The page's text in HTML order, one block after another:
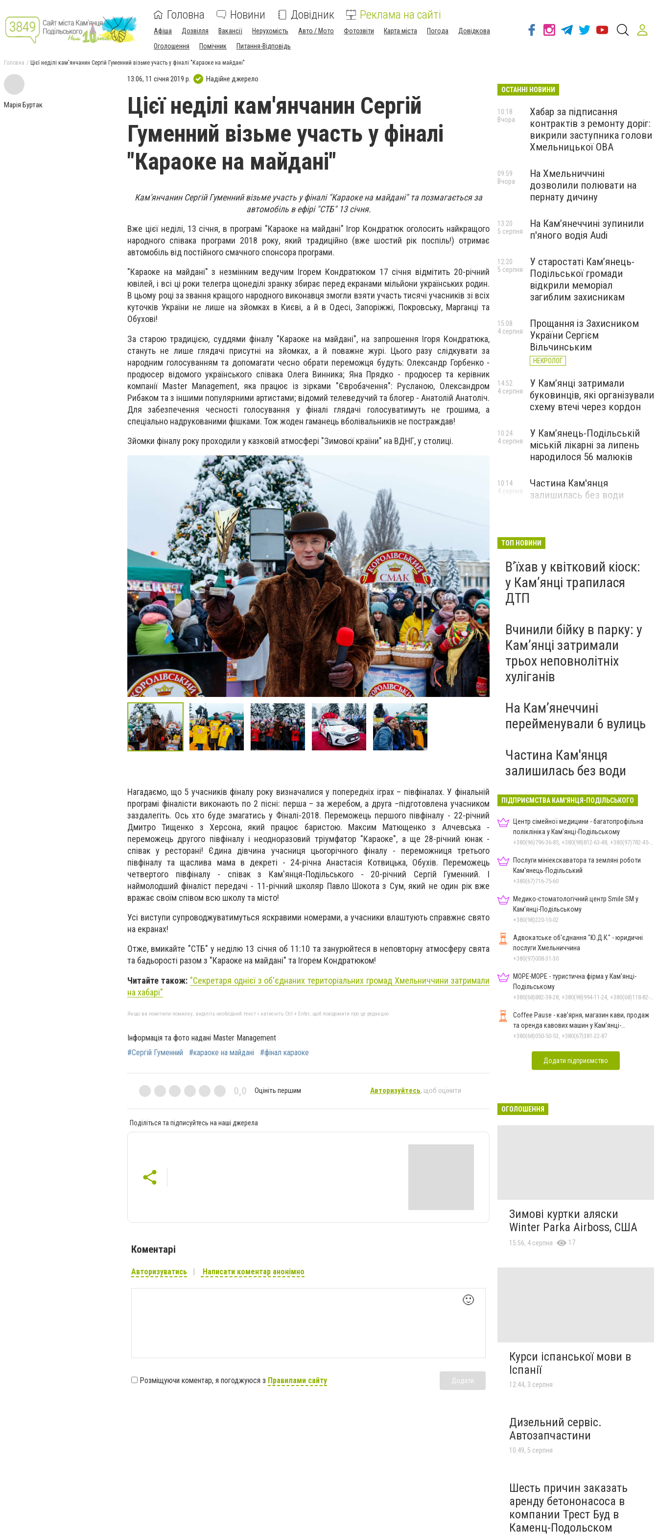
Головна Новини Довідник Реклама на сайті
Афіша Дозвілля Вакансії Нерухомість Авто / Мото Фотозвіти Карта міста Погода
Довідкова
Оголошення
Помічник Питання-Відповідь
Головна Цієї неділі кам'янчанин Сергій Гуменний візьме участь у фіналі "Караоке на майдані"
Марія Буртак
13:06, 11 січня 2019 р. Надійне джерело
Цієї неділі кам'янчанин Сергій
Гуменний візьме участь у фіналі
"Караоке на майдані"
Кам'янчанин Сергій Гуменний візьме участь у фіналі "Караоке на майдані" та позмагається за
автомобіль в ефірі "СТБ" 13 січня.
Вже цієї неділі, 13 січня, в програмі "Караоке на майдані" Ігор Кондратюк оголосить найкращого
народного співака програми 2018 року, який традиційно (вже шостий рік поспіль!) отримає
автомобіль від постійного смачного спонсора програми.
"Караоке на майдані" з незмінним ведучим Ігорем Кондратюком 17 січня відмітить 20-річний
ювілей, і всі ці роки телегра щонеділі зранку збирає перед екранами мільйони українських родин.
В цьому році за звання кращого народного виконавця змогли взяти участь тисячі учасників зі всіх
куточків України не лише на зйомках в Києві, а й в Одесі, Запоріжжі, Покровську, Марганці та
Обухові!
За старою традицією, суддями фіналу "Караоке на майдані", на запрошення Ігоря Кондратюка,
стануть не лише глядачі присутні на зйомках, а й поважне журі. Цього разу слідкувати за
народним голосуванням та допомагати чесно обрати переможця будуть: Олександр Горбенко -
продюсер відомого українського співака Олега Винника; Яна Прядко - продюсер та керівник
компанії Master Management, яка працює із зірками "Євробачення": Русланою, Олександром
Рибаком та з іншими популярними артистами; відомий телеведучий та блогер - Анатолій Анатоліч.
Для забезпечення чесності голосування у фіналі глядачі голосуватимуть не грошима, а
спеціально надрукованими фішками. Тож жоден гаманець вболівальників не постраждав!
Зйомки фіналу року проходили у казковій атмосфері "Зимової країни" на ВДНГ, у столиці.
Нагадаємо, що 5 учасників фіналу року визначалися у попередніх іграх – півфіналах. У фінальній
програмі фіналісти виконають по 2 пісні: перша – за жеребом, а друга –підготовлена учасником
заздалегіть. Ось хто буде змагатись у Фіналі-2018. Переможець першого півфіналу - 22-річний
Дмитро Тищенко з Херсона, який працює баристою. Максим Матющенко з Алчевська -
переможець другого півфіналу і неодноразовий тріумфатор "Караоке", а ще 28-річний юнак -
співак у ресторані! Єдина дівчина учасниця цьогорічного фіналу - переможниця третього
півфіналу та щаслива мама в декреті - 24-річна Анастасія Котвицька, Обухів. Переможець
четвертого півфіналу - співак з Кам'янця-Подільського - 20-річний Сергій Гуменний. І
наймолодший фіналіст передачі - 11-річний школяр Павло Шокота з Сум, який не один рік вже
вражає своїм співом всю школу та місто!
Усі виступи супроводжуватимуться яскравими номерами, а учасники влаштують справжнє свято
на екранах!
Отже, вмикайте "СТБ" у неділю 13 січня об 11:10 та занурюйтеся в неповторну атмосферу свята
та бадьорості разом з "Караоке на майдані" та Ігорем Кондратюком!
Читайте також: "Секретаря однієї з об'єднаних територіальних громад Хмельниччини затримали
на хабарі"
Якщо ви помітили помилку, виділіть необхідний текст і натисніть Ctrl + Enter, щоб повідомити про це редакцію
Інформація та фото надані Master Management
#Сергій Гуменний
#караоке на майдані #фінал караоке
0,0 Оцініть першим Авторизуйтесь, щоб оцінити
Поділіться та підписуйтесь на наші джерела
Коментарі
Авторизуватись Написати коментар анонімно
🙂
Розміщуючи коментар, я погоджуюся з Правилами сайту Додати
ОСТАННІ НОВИНИ
Хабар за підписання
контрактів з ремонту доріг:
викрили заступника голови
Хмельницької ОВА
10:18
Вчора
На Хмельниччині
дозволили полювати на
пернату дичину
09:59
Вчора
На Камʼянеччині зупинили
п'яного водія Audi
13:20
5 серпня
У старостаті Кам’янець-
Подільської громади
відкрили меморіал
загиблим захисникам
12:20
5 серпня
Прощання із Захисником
України Сергієм
Вільчинським
НЕКРОЛОГ
15:08
4 серпня
У Кам’янці затримали
буковинців, які організували
схему втечі через кордон
14:52
4 серпня
У Кам’янець-Подільській
міській лікарні за липень
народилося 56 малюків
10:24
4 серпня
Частина Кам'янця
залишилась без води
10:14
4 серпня
ТОП НОВИНИ
Вʼїхав у квітковий кіоск:
у Камʼянці трапилася
ДТП
Вчинили бійку в парку: у
Кам’янці затримали
трьох неповнолітніх
хуліганів
На Камʼянеччині
перейменували 6 вулиць
Частина Кам'янця
залишилась без води
ПІДПРИЄМСТВА КАМ'ЯНЦЯ-ПОДІЛЬСЬКОГО
Центр сімейної медицини - багатопрофільна
поліклініка у Кам’янці-Подільському
+380(96)796-36-85, +380(98)812-63-48, +380(97)782-45-70
Послуги мініекскаватора та земляні роботи
Кам'янець-Подільський
+380(67)716-75-60
Медико-стоматологічний центр Smile SM у
Кам’янці-Подільському
+380(98)220-10-02
Адвокатське об'єднання "Ю.Д.К." - юридичні
послуги Хмельниччина
+380(97)008-31-30
МОРЕ-МОРЕ - туристична фірма у Кам’янці-
Подільському
+380(68)882-38-28, +380(98)994-11-24, +380(68)118-82-77
Coffee Pause - кав’ярня, магазин кави, продаж
та оренда кавових машин у Кам’янці-
Подільському
+380(68)050-50-53, +380(67)381-22-87
Додати підприємство
ОГОЛОШЕННЯ
Зимові куртки аляски
Winter Parka Airboss, США
15:56, 4 серпня 17
Курси іспанської мови в
Іспанії
12:44, 3 серпня
Дизельний сервіс.
Автозапчастини
10:49, 5 серпня
Шесть причин заказать
аренду бетононасоса в
компании Трест Буд в
Каменц-Подольском